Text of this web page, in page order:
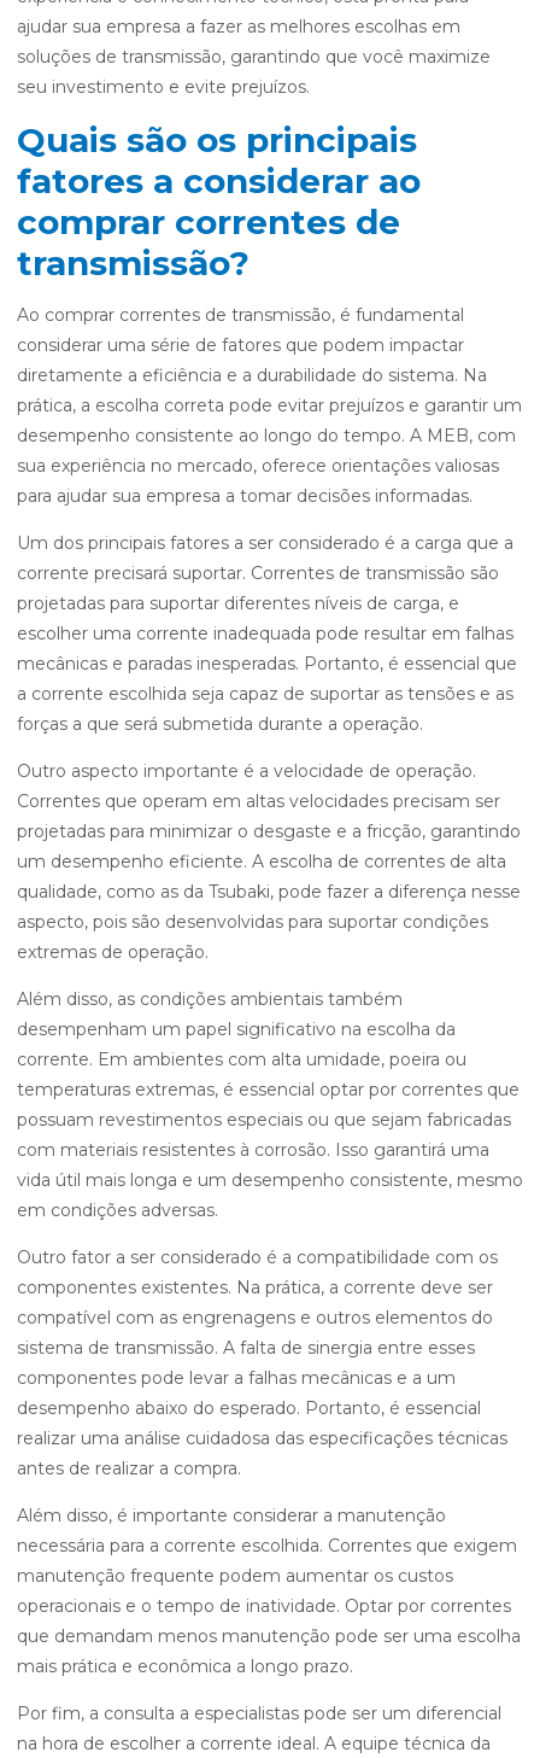
ajudar sua empresa a fazer as melhores escolhas em
soluções de transmissão, garantindo que você maximize
seu investimento e evite prejuízos.
Quais são os principais
fatores a considerar ao
comprar correntes de
transmissão?
Ao comprar correntes de transmissão, é fundamental
considerar uma série de fatores que podem impactar
diretamente a eficiência e a durabilidade do sistema. Na
prática, a escolha correta pode evitar prejuízos e garantir um
desempenho consistente ao longo do tempo. A MEB, com
sua experiência no mercado, oferece orientações valiosas
para ajudar sua empresa a tomar decisões informadas.
Um dos principais fatores a ser considerado é a carga que a
corrente precisará suportar. Correntes de transmissão são
projetadas para suportar diferentes níveis de carga, e
escolher uma corrente inadequada pode resultar em falhas
mecânicas e paradas inesperadas. Portanto, é essencial que
a corrente escolhida seja capaz de suportar as tensões e as
forças a que será submetida durante a operação.
Outro aspecto importante é a velocidade de operação.
Correntes que operam em altas velocidades precisam ser
projetadas para minimizar o desgaste e a fricção, garantindo
um desempenho eficiente. A escolha de correntes de alta
qualidade, como as da Tsubaki, pode fazer a diferença nesse
aspecto, pois são desenvolvidas para suportar condições
extremas de operação.
Além disso, as condições ambientais também
desempenham um papel significativo na escolha da
corrente. Em ambientes com alta umidade, poeira ou
temperaturas extremas, é essencial optar por correntes que
possuam revestimentos especiais ou que sejam fabricadas
com materiais resistentes à corrosão. Isso garantirá uma
vida útil mais longa e um desempenho consistente, mesmo
em condições adversas.
Outro fator a ser considerado é a compatibilidade com os
componentes existentes. Na prática, a corrente deve ser
compatível com as engrenagens e outros elementos do
sistema de transmissão. A falta de sinergia entre esses
componentes pode levar a falhas mecânicas e a um
desempenho abaixo do esperado. Portanto, é essencial
realizar uma análise cuidadosa das especificações técnicas
antes de realizar a compra.
Além disso, é importante considerar a manutenção
necessária para a corrente escolhida. Correntes que exigem
manutenção frequente podem aumentar os custos
operacionais e o tempo de inatividade. Optar por correntes
que demandam menos manutenção pode ser uma escolha
mais prática e econômica a longo prazo.
Por fim, a consulta a especialistas pode ser um diferencial
na hora de escolher a corrente ideal. A equipe técnica da